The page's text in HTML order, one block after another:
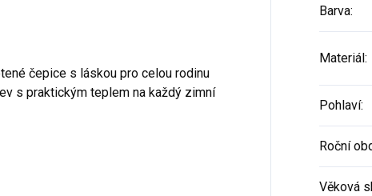
čepice s láskou pro celou rodinu
s praktickým teplem na každý zimní
Barva:
Materiál :
Pohlaví:
Roční
Věková